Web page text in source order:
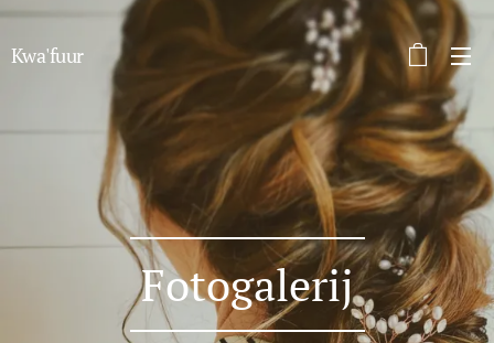
Kwa'fuur
Fotogalerij